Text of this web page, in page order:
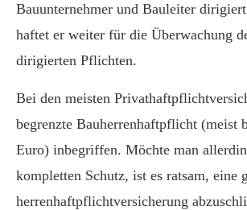
Bauunternehmer und Bauleiter
haftet er weiter für die Überwachung
dirigierten Pflichten.
Bei den meisten
begrenzte Bau­herren­haft­pflicht (meist
Euro) inbegriffen. Möchte man
kompletten Schutz, ist es ratsam, eine
herren­haft­pflichtversicherung